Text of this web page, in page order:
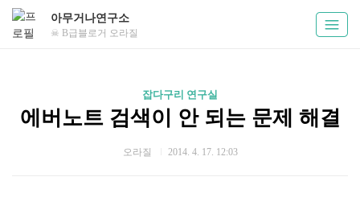
아무거나연구소
☠ B급블로거 오라질
잡다구리 연구실
에버노트 검색이 안 되는 문제 해결
오라질 2014. 4. 17. 12:03